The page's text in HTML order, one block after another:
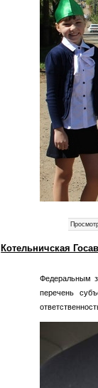
Котельничская
Федеральным
перечень